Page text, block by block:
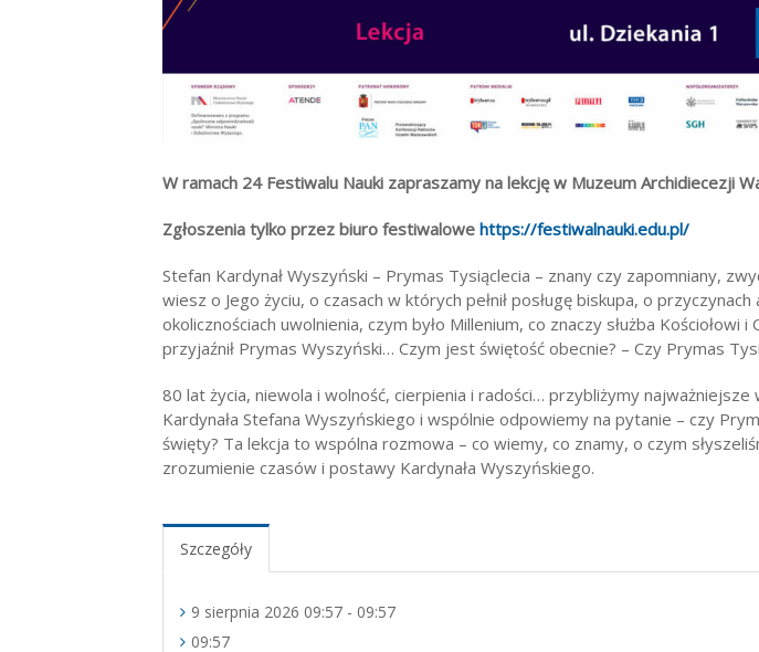
W ramach 24 Festiwalu Nauki zapraszamy na lekcję w Muzeum Archidiecezji
Zgłoszenia tylko przez biuro festiwalowe https://festiwalnauki.edu.pl/
Stefan Kardynał Wyszyński – Prymas Tysiąclecia – znany czy zapomniany,
wiesz o Jego życiu, o czasach w których pełnił posługę biskupa, o
okolicznościach uwolnienia, czym było Millenium, co znaczy służba Kościołowi i
przyjaźnił Prymas Wyszyński… Czym jest świętość obecnie? – Czy Prymas
80 lat życia, niewola i wolność, cierpienia i radości… przybliżymy najważniejsze
Kardynała Stefana Wyszyńskiego i wspólnie odpowiemy na pytanie – czy
święty? Ta lekcja to wspólna rozmowa – co wiemy, co znamy, o czym
zrozumienie czasów i postawy Kardynała Wyszyńskiego.
Szczegóły
9 sierpnia 2026 09:57 - 09:57
09:57